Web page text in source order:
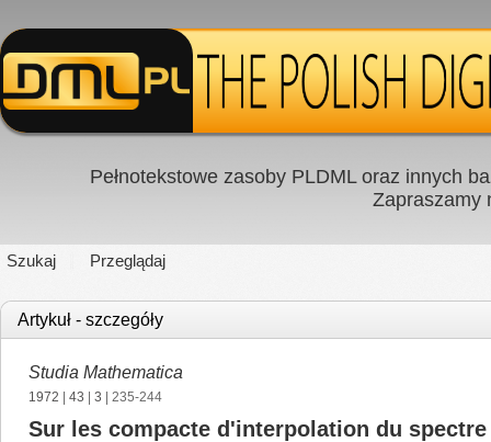
Pełnotekstowe zasoby PLDML oraz innych
Zapraszamy
Szukaj Przeglądaj
Artykuł - szczegóły
Studia Mathematica
1972 43 3 | 235-244
Sur les compacte d'interpolation du